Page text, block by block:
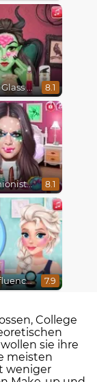
Evil Queen Glass Skin Routine #Influencer 8.1
Sisters Fashionista Makeup 8.1
Princess Influencer Winter Wonderland 7.9
College
sie ihre
meisten
weniger